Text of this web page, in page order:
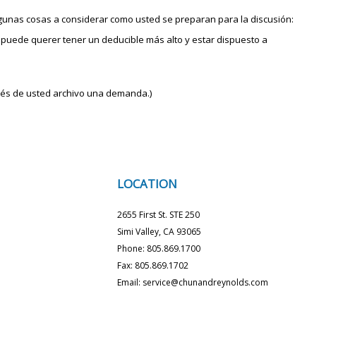
cosas a considerar como usted se preparan para la discusión:
querer tener un deducible más alto y estar dispuesto a
de usted archivo una demanda.)
LOCATION
2655 First St. STE 250
Simi Valley, CA 93065
Phone: 805.869.1700
Fax: 805.869.1702
Email: service@chunandreynolds.com